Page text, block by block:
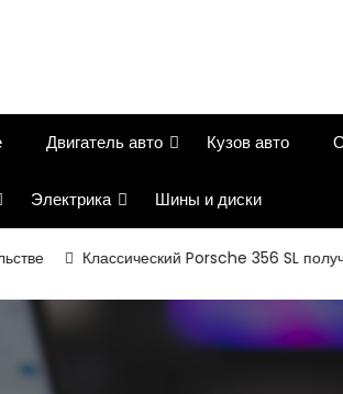
Двигатель авто Кузов авто
Электрика Шины и диски
Классический Porsche 356 SL получил